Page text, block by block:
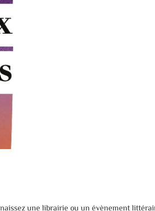
une librairie ou un évènement